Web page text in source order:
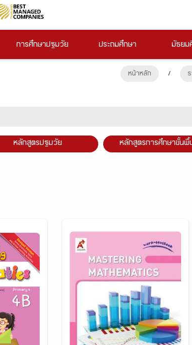
การศึกษาปฐมวัย ประถมศึกษา มัธยม
หน้าหลัก /
หลักสูตรปฐมวัย หลักสูตรการศึกษาขั้นพื้